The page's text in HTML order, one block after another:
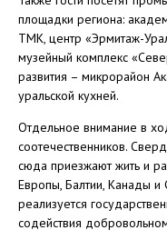
площадки региона:
ТМК, центр «Эрмитаж-
музейный комплекс
развития – микрорайон
уральской кухней.
Отдельное внимание в
соотечественников.
сюда приезжают жить и
Европы, Балтии, Канады
реализуется
содействия